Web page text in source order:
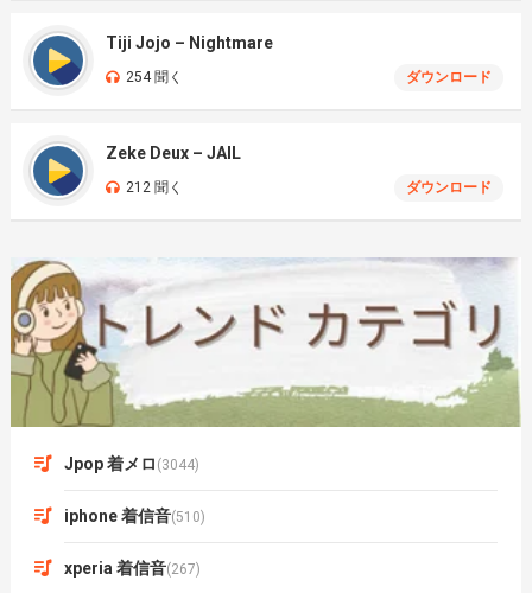
Tiji Jojo – Nightmare
254 聞く ダウンロード
Zeke Deux – JAIL
212 聞く ダウンロード
Jpop 着メロ (3044)
iphone 着信音(510)
xperia 着信音(267)